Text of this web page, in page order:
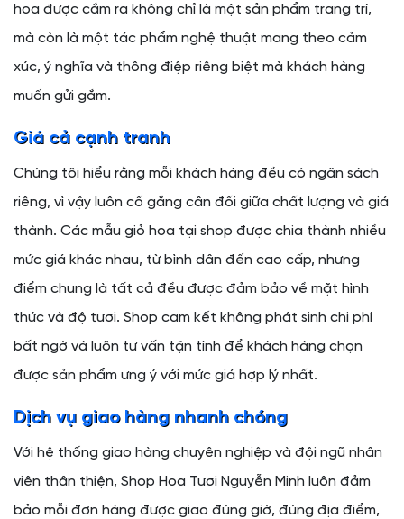
hoa được cắm ra không chỉ là một sản phẩm trang trí,
mà còn là một tác phẩm nghệ thuật mang theo cảm
xúc, ý nghĩa và thông điệp riêng biệt mà khách hàng
muốn gửi gắm.
Giá cả cạnh tranh
Chúng tôi hiểu rằng mỗi khách hàng đều có ngân sách
riêng, vì vậy luôn cố gắng cân đối giữa chất lượng và giá
thành. Các mẫu giỏ hoa tại shop được chia thành nhiều
mức giá khác nhau, từ bình dân đến cao cấp, nhưng
điểm chung là tất cả đều được đảm bảo về mặt hình
thức và độ tươi. Shop cam kết không phát sinh chi phí
bất ngờ và luôn tư vấn tận tình để khách hàng chọn
được sản phẩm ưng ý với mức giá hợp lý nhất.
Dịch vụ giao hàng nhanh chóng
Với hệ thống giao hàng chuyên nghiệp và đội ngũ nhân
viên thân thiện, Shop Hoa Tươi Nguyễn Minh luôn đảm
bảo mỗi đơn hàng được giao đúng giờ, đúng địa điểm,